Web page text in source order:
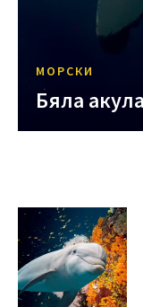
МОРСКИ
Бяла акула